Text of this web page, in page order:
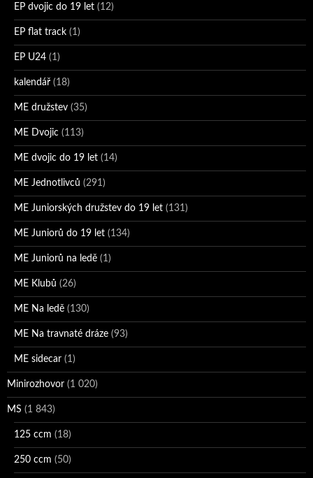
EP dvojic do 19 let (12)
EP flat track (1)
EP U24 (1)
kalendář (18)
ME družstev (35)
ME Dvojic (113)
ME dvojic do 19 let (14)
ME Jednotlivců (291)
ME Juniorských družstev do 19 let (131)
ME Juniorů do 19 let (134)
ME Juniorů na ledě (1)
ME Klubů (26)
ME Na ledě (130)
ME Na travnaté dráze (93)
ME sidecar (1)
Minirozhovor (1 020)
MS (1 843)
125 ccm (18)
250 ccm (50)